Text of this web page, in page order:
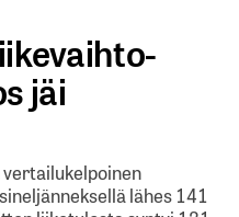
jäi
lähes 141